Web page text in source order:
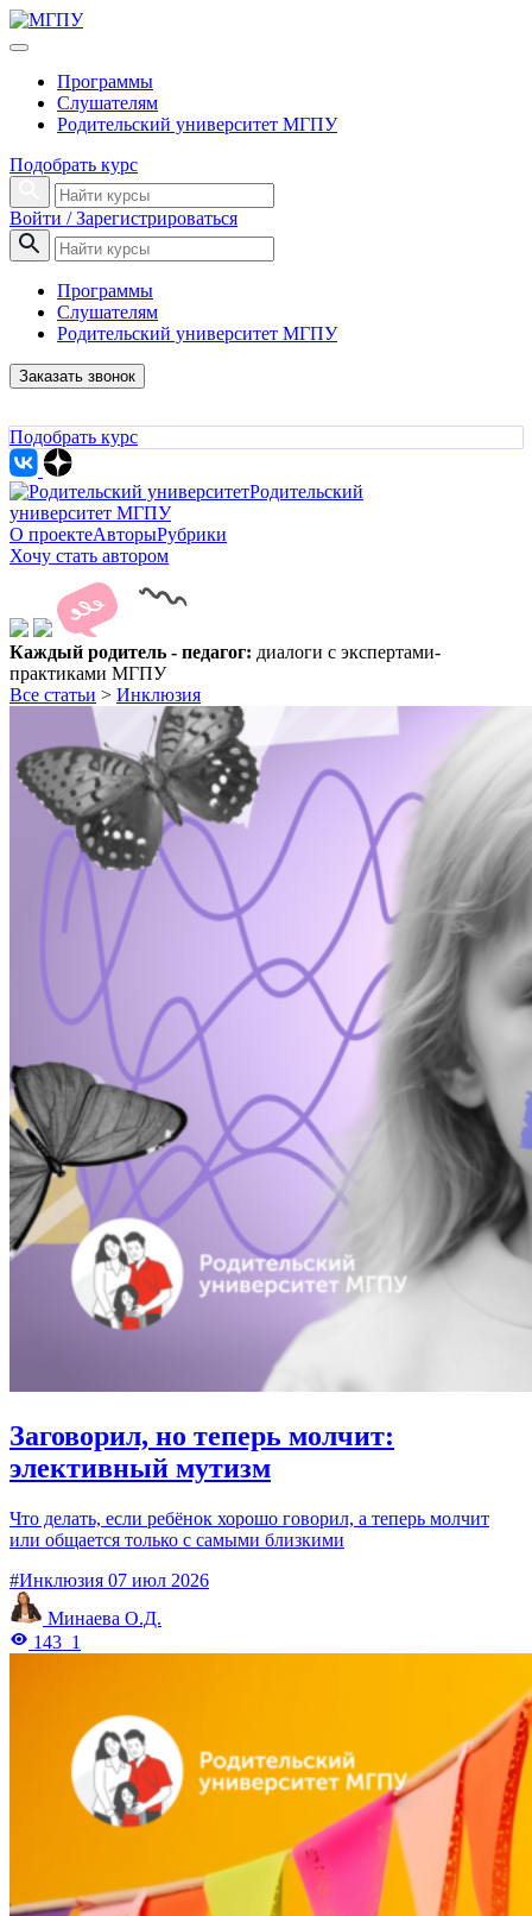
Программы
Слушателям
Родительский университет МГПУ
Подобрать курс
Войти / Зарегистрироваться
Программы
Слушателям
Родительский университет МГПУ
Заказать звонок
Подобрать курс
Родительский
университет МГПУ
О проектеАвторыРубрики
Хочу стать автором
Каждый родитель - педагог: диалоги с экспертами-
практиками МГПУ
Все статьи > Инклюзия
Заговорил, но теперь молчит:
элективный мутизм
Что делать, если ребёнок хорошо говорил, а теперь молчит
или общается только с самыми близкими
#Инклюзия 07 июл 2026
Минаева О.Д.
143 1